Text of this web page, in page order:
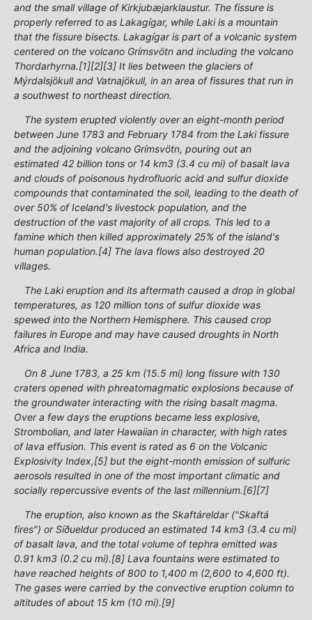
and the small village of Kirkjubæjarklaustur. The fissure is
properly referred to as Lakagígar, while Laki is a mountain
that the fissure bisects. Lakagígar is part of a volcanic system
centered on the volcano Grímsvötn and including the volcano
Thordarhyrna.[1][2][3] It lies between the glaciers of
Mýrdalsjökull and Vatnajökull, in an area of fissures that run in
a southwest to northeast direction.
The system erupted violently over an eight-month period
between June 1783 and February 1784 from the Laki fissure
and the adjoining volcano Grímsvötn, pouring out an
estimated 42 billion tons or 14 km3 (3.4 cu mi) of basalt lava
and clouds of poisonous hydrofluoric acid and sulfur dioxide
compounds that contaminated the soil, leading to the death of
over 50% of Iceland's livestock population, and the
destruction of the vast majority of all crops. This led to a
famine which then killed approximately 25% of the island's
human population.[4] The lava flows also destroyed 20
villages.
The Laki eruption and its aftermath caused a drop in global
temperatures, as 120 million tons of sulfur dioxide was
spewed into the Northern Hemisphere. This caused crop
failures in Europe and may have caused droughts in North
Africa and India.
On 8 June 1783, a 25 km (15.5 mi) long fissure with 130
craters opened with phreatomagmatic explosions because of
the groundwater interacting with the rising basalt magma.
Over a few days the eruptions became less explosive,
Strombolian, and later Hawaiian in character, with high rates
of lava effusion. This event is rated as 6 on the Volcanic
Explosivity Index,[5] but the eight-month emission of sulfuric
aerosols resulted in one of the most important climatic and
socially repercussive events of the last millennium.[6][7]
The eruption, also known as the Skaftáreldar ("Skaftá
fires") or Síðueldur produced an estimated 14 km3 (3.4 cu mi)
of basalt lava, and the total volume of tephra emitted was
0.91 km3 (0.2 cu mi).[8] Lava fountains were estimated to
have reached heights of 800 to 1,400 m (2,600 to 4,600 ft).
The gases were carried by the convective eruption column to
altitudes of about 15 km (10 mi).[9]